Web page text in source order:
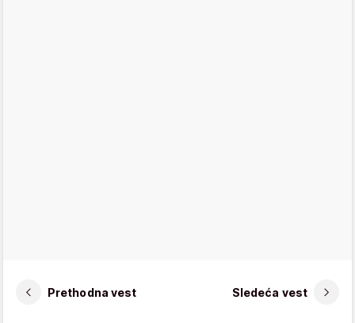
Prethodna vest Sledeća vest